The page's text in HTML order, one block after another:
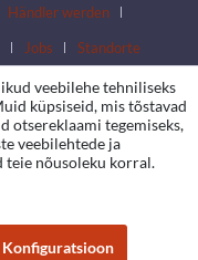
Händler werden
Jobs Standorte
veebilehe tehniliseks
küpsiseid, mis tõstavad
otsereklaami tegemiseks,
veebilehtede ja
teie nõusoleku korral.
Konfiguratsioon